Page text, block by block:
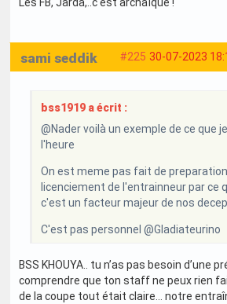
#225 30-07-2023
sami seddik
bss1919 a écrit :
@Nader voilà un exemple de ce que
l'heure
On est meme pas fait de
licenciement de l'entrainneur par ce
c'est un facteur majeur de nos
C'est pas personnel @Gladiateurino
BSS KHOUYA.. tu n’as pas besoin d’une
comprendre que ton staff ne peux rien
de la coupe tout était claire… notre